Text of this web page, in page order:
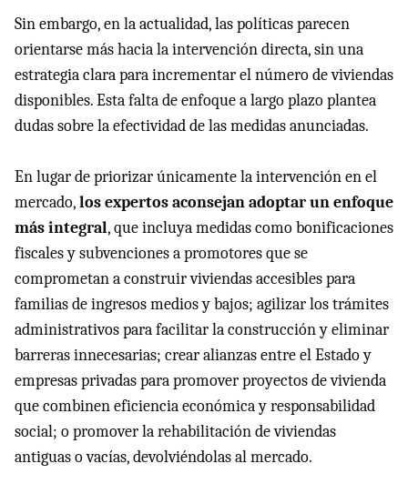
Sin embargo, en la actualidad, las políticas parecen
orientarse más hacia la intervención directa, sin una
estrategia clara para incrementar el número de viviendas
disponibles. Esta falta de enfoque a largo plazo plantea
dudas sobre la efectividad de las medidas anunciadas.
En lugar de priorizar únicamente la intervención en el
mercado,los expertos aconsejan adoptar un enfoque
más integral, que incluya medidas como bonificaciones
fiscales y subvenciones a promotores que se
comprometan a construir viviendas accesibles para
familias de ingresos medios y bajos; agilizar los trámites
administrativos para facilitar la construcción y eliminar
barreras innecesarias; crear alianzas entre el Estado y
empresas privadas para promover proyectos de vivienda
que combinen eficiencia económica y responsabilidad
social; o promover la rehabilitación de viviendas
antiguas o vacías, devolviéndolas al mercado.